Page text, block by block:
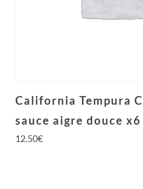
California Tempura
sauce aigre douce x6
12.50€